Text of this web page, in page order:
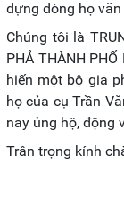
dựng dòng họ
Chúng tôi là
PHẢ THÀNH
hiến một bộ gia
họ của cụ Trần
nay ủng hộ, động
Trân trọng kính